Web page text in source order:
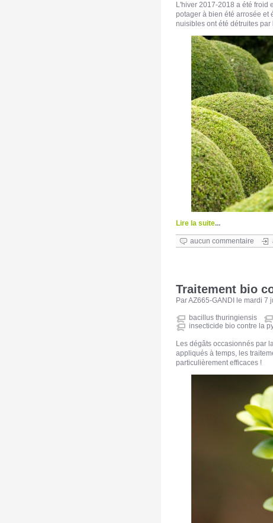
L'hiver 2017-2018 a été froid
potager à bien été arrosée et
nuisibles ont été détruites
Lire la suite...
aucun commentaire
Traitement bio
Par AZ665-GANDI le mardi 7
bacillus thuringiensis
insecticide bio contre la
Les dégâts occasionnés par
appliqués à temps, les
particulièrement efficaces !